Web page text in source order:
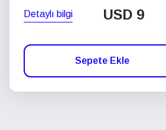
Detaylı bilgi USD 9
Sepete Ekle